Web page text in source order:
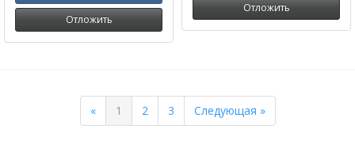
Отложить
Отложить
«Previous
1 2 3 Следующая »Next